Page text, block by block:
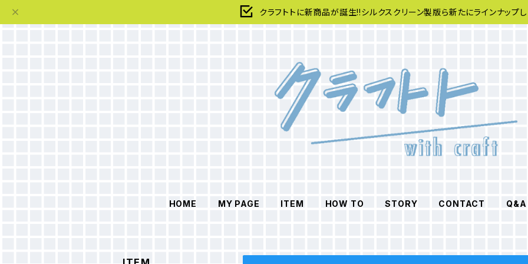
クラフトトに新商品が誕生!!シルクスクリーン製版ら新たにラインナップ
HOME MY PAGE ITEM HOW TO STORY CONTACT Q&A